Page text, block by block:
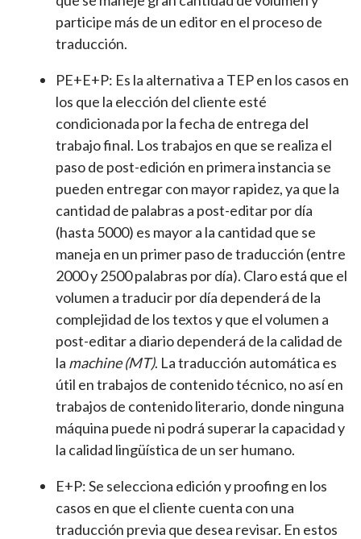
participe más de un editor en el proceso de
traducción.
PE+E+P: Es la alternativa a TEP en los casos en
los que la elección del cliente esté
condicionada por la fecha de entrega del
trabajo final. Los trabajos en que se realiza el
paso de post-edición en primera instancia se
pueden entregar con mayor rapidez, ya que la
cantidad de palabras a post-editar por día
(hasta 5000) es mayor a la cantidad que se
maneja en un primer paso de traducción (entre
2000 y 2500 palabras por día). Claro está que el
volumen a traducir por día dependerá de la
complejidad de los textos y que el volumen a
post-editar a diario dependerá de la calidad de
la machine (MT). La traducción automática es
útil en trabajos de contenido técnico, no así en
trabajos de contenido literario, donde ninguna
máquina puede ni podrá superar la capacidad y
la calidad lingüística de un ser humano.
E+P: Se selecciona edición y proofing en los
casos en que el cliente cuenta con una
traducción previa que desea revisar. En estos